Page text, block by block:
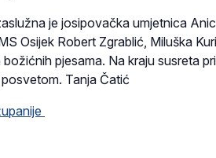
je josipovačka umjetnica
Osijek Robert Zgrablić, Miluška
pjesama. Na kraju susreta
Tanja Čatić